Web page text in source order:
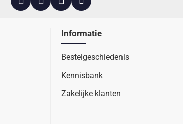
Informatie
Bestelgeschiedenis
Kennisbank
Zakelijke klanten